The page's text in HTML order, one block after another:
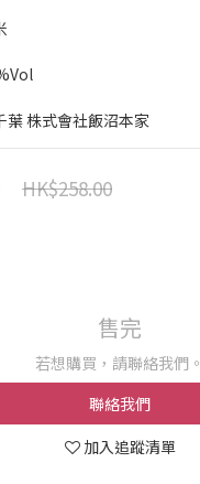
葉 株式會社飯沼本家
HK$258.00
售完
若想購買，請聯絡我們。
聯絡我們
加入追蹤清單